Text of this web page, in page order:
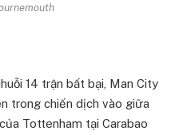
14 trận bất bại, Man City
trong chiến dịch vào giữa
Tottenham tại Carabao